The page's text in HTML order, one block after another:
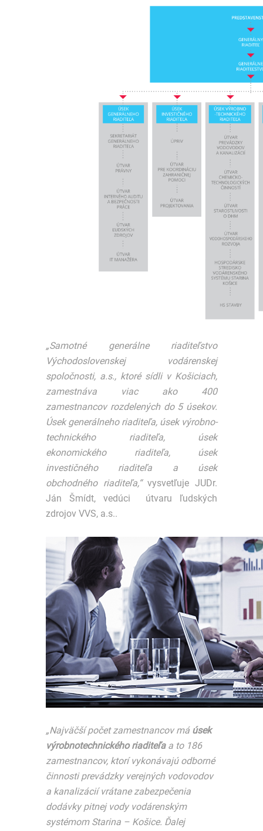
„Samotné generálne riaditeľstvo
Východoslovenskej vodárenskej
spoločnosti, a.s., ktoré sídli v Košiciach,
zamestnáva viac ako 400
zamestnancov rozdelených do 5 úsekov.
Úsek generálneho riaditeľa, úsek výrobno-
technického riaditeľa, úsek
ekonomického riaditeľa, úsek
investičného riaditeľa a úsek
obchodného riaditeľa,“vysvetľuje JUDr.
Ján Šmídt, vedúci útvaru ľudských
zdrojov VVS, a.s..
„Najväčší počet zamestnancov má úsek
výrobnotechnického riaditeľaa to 186
zamestnancov, ktorí vykonávajú odborné
činnosti prevádzky verejných vodovodov
a kanalizácií vrátane zabezpečenia
dodávky pitnej vody vodárenským
systémom Starina – Košice. Ďalej